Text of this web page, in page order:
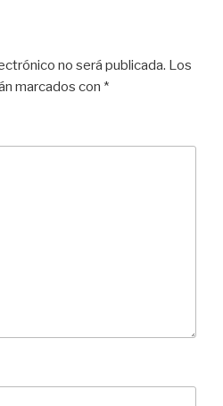
no será publicada. Los
marcados con *